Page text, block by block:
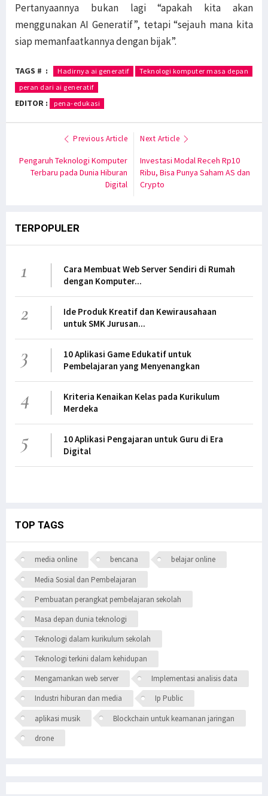
Pertanyaannya bukan lagi “apakah kita akan
menggunakan AI Generatif”, tetapi “sejauh mana kita
siap memanfaatkannya dengan bijak”.
TAGS # : Hadirnya ai generatif
Teknologi komputer masa depan
peran dari ai generatif
EDITOR : pena-edukasi
Previous Article
Pengaruh Teknologi Komputer
Terbaru pada Dunia Hiburan
Digital
Next Article
Investasi Modal Receh Rp10
Ribu, Bisa Punya Saham AS dan
Crypto
TERPOPULER
1
Cara Membuat Web Server Sendiri di Rumah
dengan Komputer...
2
Ide Produk Kreatif dan Kewirausahaan
untuk SMK Jurusan...
3
10 Aplikasi Game Edukatif untuk
Pembelajaran yang Menyenangkan
4
Kriteria Kenaikan Kelas pada Kurikulum
Merdeka
5
10 Aplikasi Pengajaran untuk Guru di Era
Digital
TOP TAGS
media online bencana
belajar online
Media Sosial dan Pembelajaran
Pembuatan perangkat pembelajaran sekolah
Masa depan dunia teknologi
Teknologi dalam kurikulum sekolah
Teknologi terkini dalam kehidupan
Mengamankan web server
Implementasi analisis data
Industri hiburan dan media
Ip Public
aplikasi musik
Blockchain untuk keamanan jaringan
drone